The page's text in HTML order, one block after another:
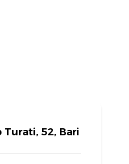
Turati, 52, Bari